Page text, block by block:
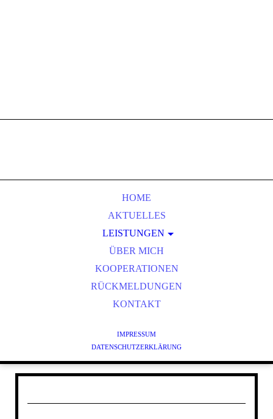
HOME
AKTUELLES
LEISTUNGEN
COACHING
ZIELSETZUNG
STRESS- UND ZEITMANAGEMENT
ENTSPANNUNG UND ACHTSAMKEIT
QIGONG
TRAINING FÜR SENIOREN
ÜBER MICH
KOOPERATIONEN
RÜCKMELDUNGEN
KONTAKT
IMPRESSUM
DATENSCHUTZERKLÄRUNG